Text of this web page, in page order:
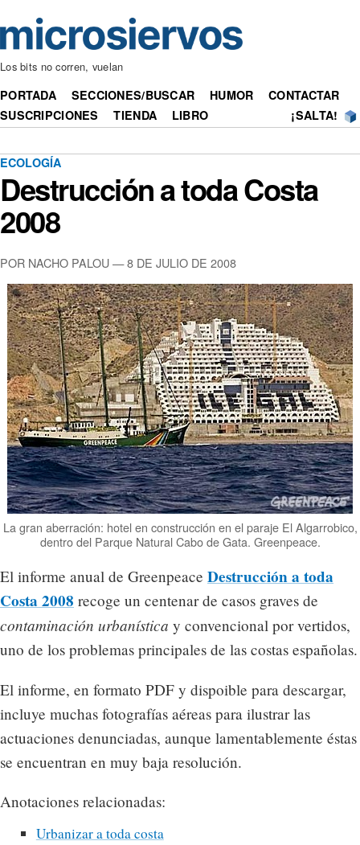
Los bits no corren, vuelan
PORTADA SECCIONES/BUSCAR HUMOR
CONTACTAR
SUSCRIPCIONES
TIENDA LIBRO ¡SALTA!
ECOLOGÍA
Destrucción a toda Costa
2008
POR NACHO PALOU — 8 DE JULIO DE 2008
La gran aberración: hotel en construcción en el paraje El Algarrobico,
dentro del Parque Natural Cabo de Gata. Greenpeace.
El informe anual de Greenpeace Destrucción a toda
Costa 2008 recoge un centenar de casos graves de
contaminación urbanística y convencional por vertidos,
uno de los problemas principales de las costas españolas.
El informe, en formato PDF y dispoible para descargar,
incluye muchas fotografías aéreas para ilustrar las
actuaciones denunciadas, aunque lamentablemente éstas
se encuentran en muy baja resolución.
Anotaciones relacionadas:
Urbanizar a toda costa